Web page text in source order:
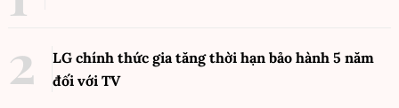
LG chính thức gia tăng thời hạn bảo hành 5 năm
đối với TV